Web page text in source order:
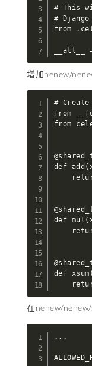
# This
#
from
增加nenew/
#
from
from
def
def
def
在nenew/
...